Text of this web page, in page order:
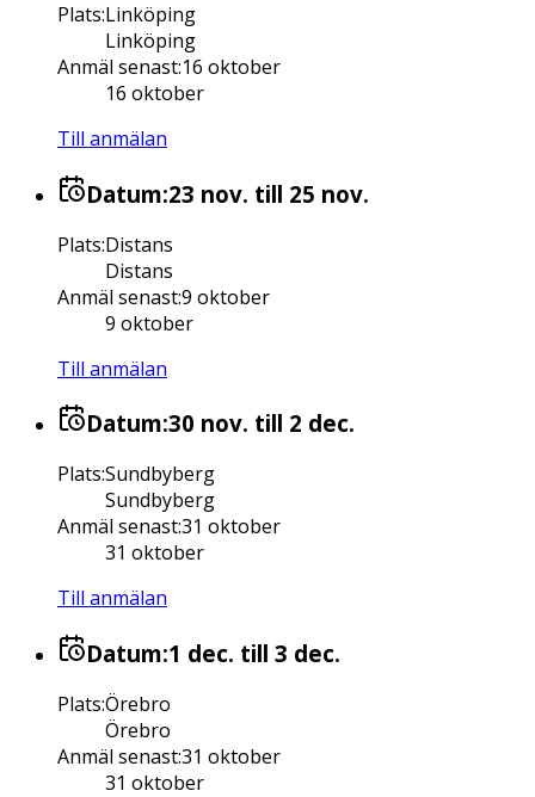
Plats:Linköping
Linköping
Anmäl senast:16 oktober
16 oktober
Till anmälan
Datum:23 nov. till 25 nov.
Plats:Distans
Distans
Anmäl senast:9 oktober
9 oktober
Till anmälan
Datum:30 nov. till 2 dec.
Plats:Sundbyberg
Sundbyberg
Anmäl senast:31 oktober
31 oktober
Till anmälan
Datum:1 dec. till 3 dec.
Plats:Örebro
Örebro
Anmäl senast:31 oktober
31 oktober